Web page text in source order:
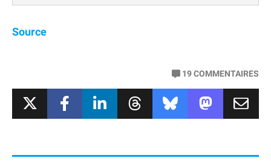
Source
19COMMENTAIRES